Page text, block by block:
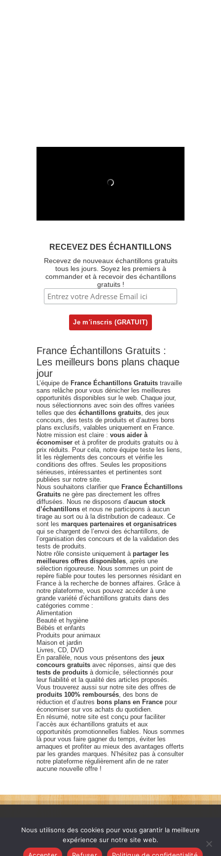
RECEVEZ DES ÉCHANTILLONS
Recevez de nouveaux échantillons gratuits
tous les jours. Soyez les premiers à
commander et à recevoir des échantillons
gratuits !
France Échantillons Gratuits :
Les meilleurs bons plans chaque
jour
L’équipe de France Échantillons Gratuits travaille
sans relâche pour vous dénicher les meilleures
opportunités disponibles sur le web. Chaque jour,
nous sélectionnons avec soin des offres variées
telles que des échantillons gratuits , des jeux
concours, des tests de produits et d’autres bons
plans exclusifs, valables uniquement en France.
Notre mission est claire : vous aider à
économiser et à profiter de produits gratuits ou à
prix réduits. Pour cela, notre équipe teste les liens,
lit les règlements des concours et vérifie les
conditions des offres. Seules les propositions
sérieuses, intéressantes et pertinentes sont
publiées sur notre site.
Nous souhaitons clarifier que France Échantillons
Gratuits ne gère pas directement les offres
diffusées. Nous ne disposons d’aucun stock
d’échantillons et nous ne participons à aucun
tirage au sort ou à la distribution de cadeaux. Ce
sont les marques partenaires et organisatrices
qui se chargent de l’envoi des échantillons, de
l’organisation des concours et de la validation des
tests de produits.
Notre rôle consiste uniquement à partager les
meilleures offres disponibles , après une
sélection rigoureuse. Nous sommes un point de
repère fiable pour toutes les personnes résidant en
France à la recherche de bonnes affaires. Grâce à
notre plateforme, vous pouvez accéder à une
grande variété d’échantillons gratuits dans des
catégories comme :
Alimentation
Beauté et hygiène
Bébés et enfants
Produits pour animaux
Maison et jardin
Livres, CD, DVD
En parallèle, nous vous présentons des jeux
concours gratuits avec réponses, ainsi que des
tests de produits à domicile, sélectionnés pour
leur fiabilité et la qualité des articles proposés.
Vous trouverez aussi sur notre site des offres de
produits 100% remboursés , des bons de
réduction et d’autres bons plans en France pour
économiser sur vos achats du quotidien.
En résumé, notre site est conçu pour faciliter
l’accès aux échantillons gratuits et aux
opportunités promotionnelles fiables. Nous sommes
là pour vous faire gagner du temps, éviter les
arnaques et profiter au mieux des avantages offerts
par les grandes marques. N’hésitez pas à consulter
notre plateforme régulièrement afin de ne rater
aucune nouvelle offre !
France échantillons gratuits © 2026. Tous les droits sont
Nous utilisons des cookies pour vous garantir la meilleure
expérience sur notre site web.